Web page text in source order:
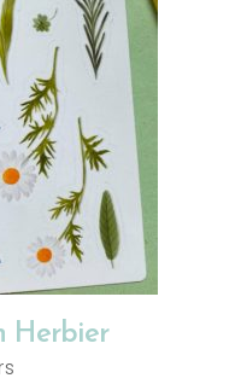
Herbier